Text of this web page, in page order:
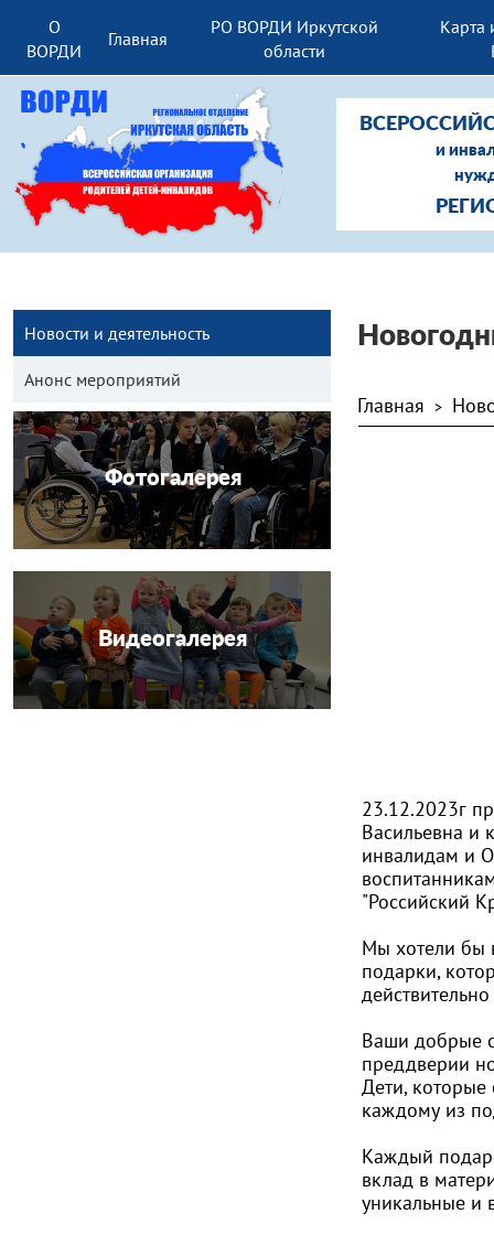
О
ВОРДИ
Главная
РО ВОРДИ Иркутской
области
Карта
и
Новости и деятельность
Анонс мероприятий
Фотогалерея
Видеогалерея
Главная >
23.12.2023г
Васильевна и
инвалидам и
"Российский
Мы хотели бы
подарки,
Ваши добрые
преддверии
Дети, которые
каждому из
Каждый
вклад в
уникальные и